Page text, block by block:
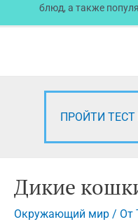
блюд, а также
ПРОЙТИ
Дикие
Окружающий мир / От